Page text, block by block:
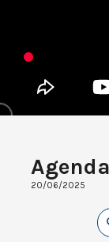
20/06/2025